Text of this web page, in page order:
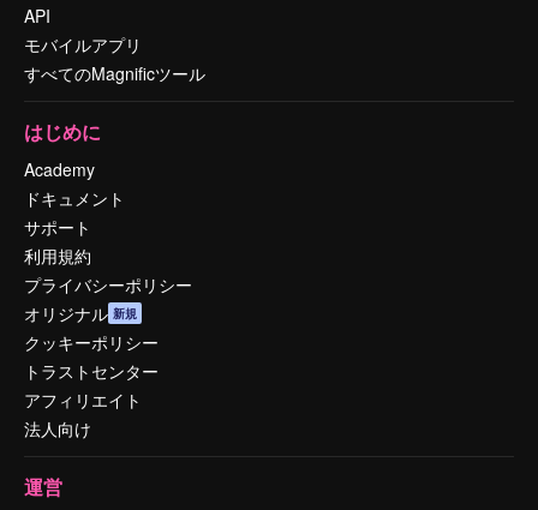
API
モバイルアプリ
すべてのMagnificツール
はじめに
Academy
ドキュメント
サポート
利用規約
プライバシーポリシー
オリジナル 新規
クッキーポリシー
トラストセンター
アフィリエイト
法人向け
運営